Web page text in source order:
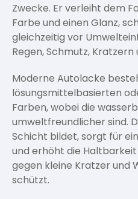
Zwecke. Er verleiht dem
Farbe und einen Glanz,
gleichzeitig vor
Regen, Schmutz, Kratzern
Moderne Autolacke
lösungsmittelbasierten
Farben, wobei die
umweltfreundlicher sind.
Schicht bildet, sorgt für
und erhöht die
gegen kleine Kratzer und
schützt.